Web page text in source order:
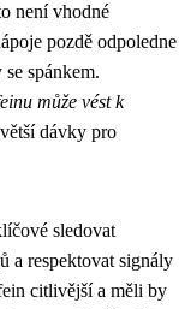
není vhodné
pozdě odpoledne
spánkem.
může vést k
dávky pro
sledovat
a respektovat signály
citlivější a měli by